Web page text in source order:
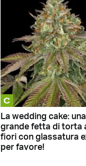
C
La wedding cake: una
grande fetta di torta
fiori con glassatura
per favore!